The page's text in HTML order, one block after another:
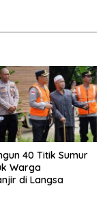
40 Titik Sumur
Warga
di Langsa